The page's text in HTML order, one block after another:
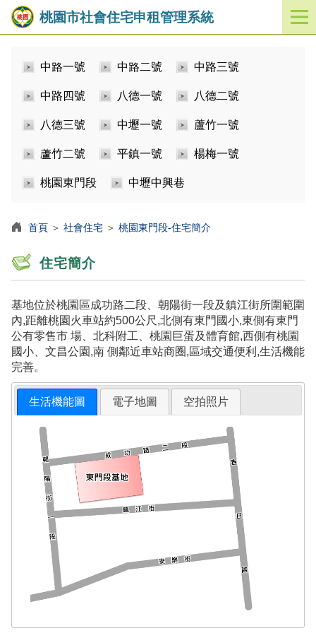
桃園市社會住宅申租管理系統
開
啟
中路一號 中路二號 中路三號
中路四號 八德一號 八德二號
八德三號 中壢一號 蘆竹一號
蘆竹二號 平鎮一號 楊梅一號
桃園東門段 中壢中興巷
首頁 ＞ 社會住宅 ＞ 桃園東門段-住宅簡介
住宅簡介
基地位於桃園區成功路二段、朝陽街一段及鎮江街所圍範圍
內,距離桃園火車站約500公尺,北側有東門國小,東側有東門
公有零售市 場、北科附工、桃園巨蛋及體育館,西側有桃園
國小、文昌公園,南 側鄰近車站商圈,區域交通便利,生活機能
完善。
生活機能圖 電子地圖 空拍照片